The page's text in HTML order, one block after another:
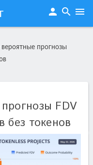
person search menu
прогнозы
FDV
без токенов